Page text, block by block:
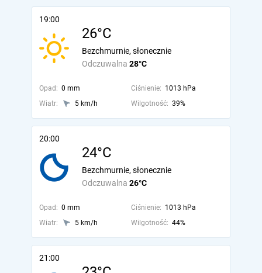
19:00
26°C
Odczuwalna 28°C
Bezchmurnie, słonecznie
Opad: 0 mm Ciśnienie: 1013 hPa
Wiatr:
5 km/h Wilgotność: 39%
20:00
24°C
Odczuwalna 26°C
Bezchmurnie, słonecznie
Opad: 0 mm Ciśnienie: 1013 hPa
Wiatr:
5 km/h Wilgotność: 44%
21:00